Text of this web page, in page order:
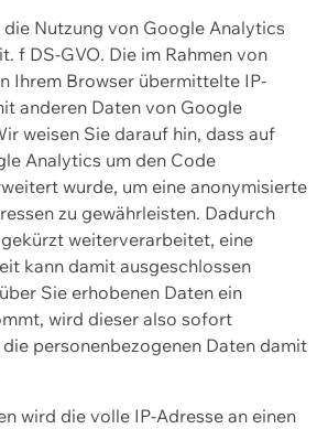
Nutzung von Google Analytics
f DS-GVO. Die im Rahmen von
Ihrem Browser übermittelte IP-
anderen Daten von Google
weisen Sie darauf hin, dass auf
Analytics um den Code
wurde, um eine anonymisierte
zu gewährleisten. Dadurch
weiterverarbeitet, eine
kann damit ausgeschlossen
Sie erhobenen Daten ein
wird dieser also sofort
personenbezogenen Daten damit
wird die volle IP-Adresse an einen